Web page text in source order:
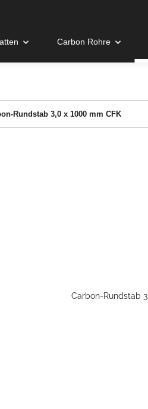
Carbon Rohre
Rundstab 3,0 x 1000 mm CFK